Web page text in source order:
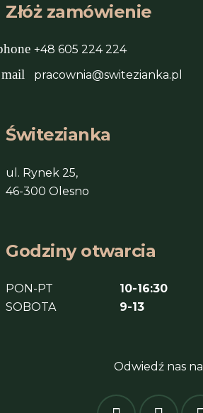
Złóż zamówienie
+48 605 224 224
mail pracownia@switezianka.pl
Świtezianka
ul. Rynek 25,
46-300 Olesno
Godziny otwarcia
PON-PT
SOBOTA
10-16:30
9-13
Odwiedź nas na